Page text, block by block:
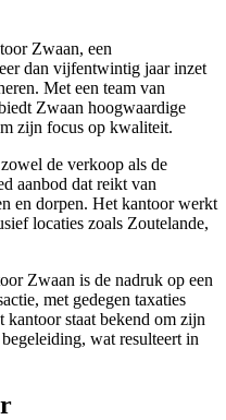
Zwaan, een
dan vijfentwintig jaar inzet
Met een team van
Zwaan hoogwaardige
zijn focus op kwaliteit.
de verkoop als de
aanbod dat reikt van
en dorpen. Het kantoor werkt
locaties zoals Zoutelande,
Zwaan is de nadruk op een
met gedegen taxaties
staat bekend om zijn
wat resulteert in